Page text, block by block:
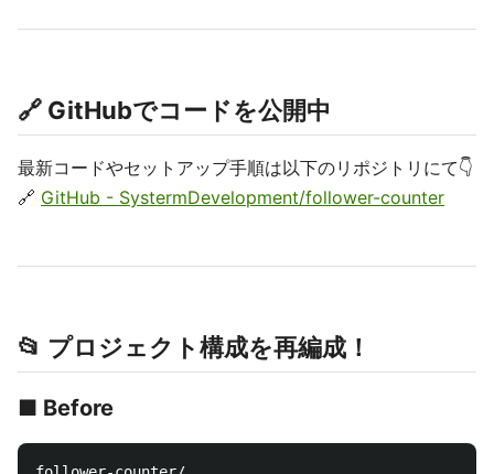
🔗 GitHubでコードを公開中
最新コードやセットアップ手順は以下のリポジトリにて👇
🔗 GitHub - SystermDevelopment/follower-counter
📂 プロジェクト構成を再編成！
■ Before